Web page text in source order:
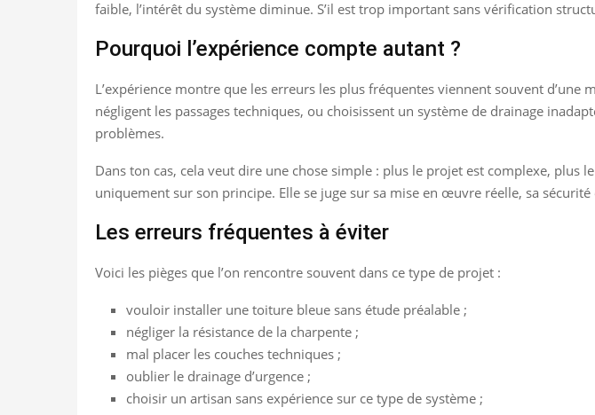
faible, l’intérêt du système diminue. S’il est trop important sans vérification
Pourquoi l’expérience compte autant ?
L’expérience montre que les erreurs les plus fréquentes viennent souvent d’une
négligent les passages techniques, ou choisissent un système de drainage
problèmes.
Dans ton cas, cela veut dire une chose simple : plus le projet est complexe,
uniquement sur son principe. Elle se juge sur sa mise en œuvre réelle, sa
Les erreurs fréquentes à éviter
Voici les pièges que l’on rencontre souvent dans ce type de projet :
vouloir installer une toiture bleue sans étude préalable ;
négliger la résistance de la charpente ;
mal placer les couches techniques ;
oublier le drainage d’urgence ;
choisir un artisan sans expérience sur ce type de système ;